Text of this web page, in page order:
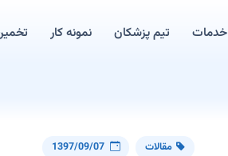
خدمات تیم پزشکان نمونه کار
مقالات 1397/09/07